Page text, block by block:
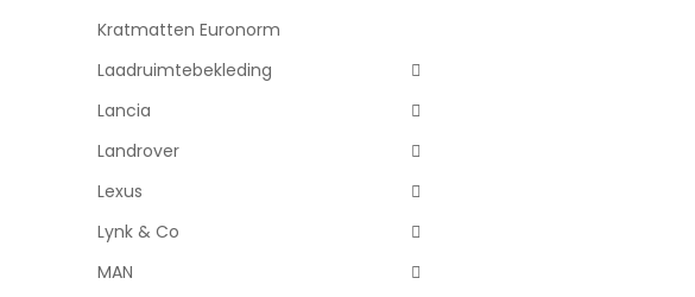
Kratmatten Euronorm
Laadruimtebekleding
Lancia
Landrover
Lexus
Lynk & Co
MAN